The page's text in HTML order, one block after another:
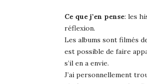
Ce que j’en pense: les
réflexion.
Les albums sont filmés
est possible de faire
s’il en a envie.
J’ai personnellement